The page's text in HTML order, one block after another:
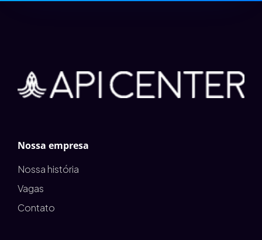
Nossa empresa
Nossa história
Vagas
Contato